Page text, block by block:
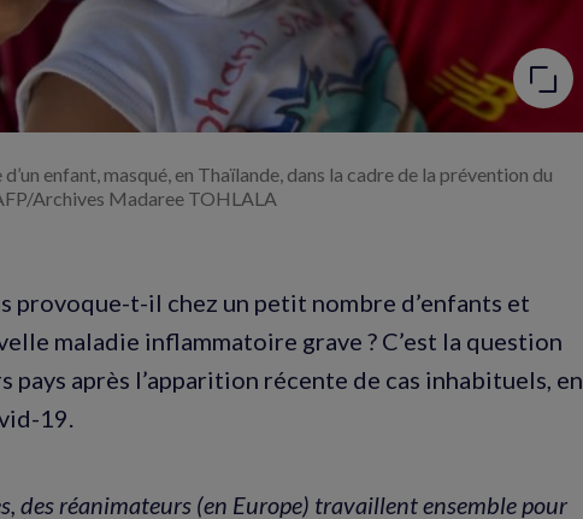
enfant, masqué, en Thaïlande, dans la cadre de la prévention du
Archives Madaree TOHLALA
provoque-t-il chez un petit nombre d’enfants et
maladie inflammatoire grave ? C’est la question
pays après l’apparition récente de cas inhabituels, en
19.
des réanimateurs (en Europe) travaillent ensemble pour